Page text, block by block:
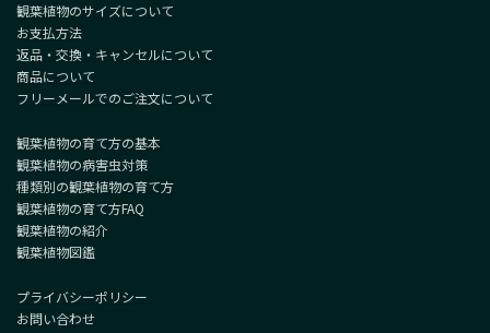
観葉植物のサイズについて
お支払方法
返品・交換・キャンセルについて
商品について
フリーメールでのご注文について
観葉植物の育て方の基本
観葉植物の病害虫対策
種類別の観葉植物の育て方
観葉植物の育て方FAQ
観葉植物の紹介
観葉植物図鑑
プライバシーポリシー
お問い合わせ